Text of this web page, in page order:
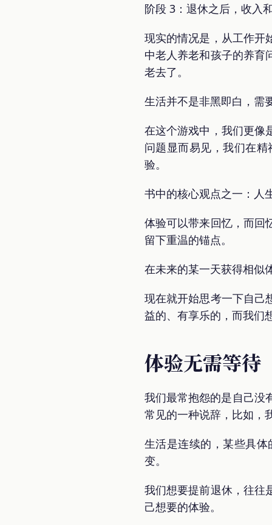
阶段 3：退休之后，收入
现实的情况是，从工作开
中老人养老和孩子的养育
老去了。
生活并不是非黑即白，需
在这个游戏中，我们更像
问题显而易见，我们在
验。
书中的核心观点之一：人
体验可以带来回忆，而回
留下重温的锚点。
在未来的某一天获得相似
现在就开始思考一下自己
益的、有享乐的，而我们
体验无需等待
我们最常抱怨的是自己没
常见的一种说辞，比如，
生活是连续的，某些具
变。
我们想要提前退休，往往
己想要的体验。